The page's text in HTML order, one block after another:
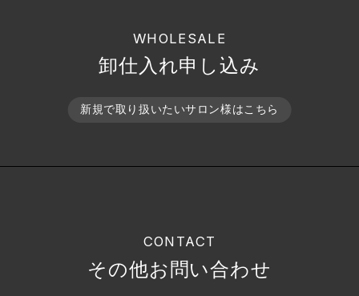
WHOLESALE
卸仕入れ申し込み
新規で取り扱いたいサロン様はこちら
CONTACT
その他お問い合わせ